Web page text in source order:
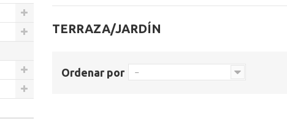
TERRAZA/JARDÍN
Ordenar por --